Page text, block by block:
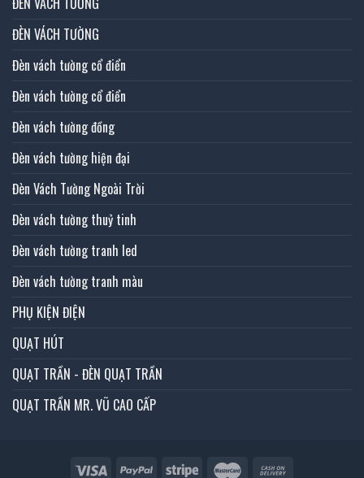
ĐÈN VÁCH TƯỜNG
Đèn vách tường cổ điển
Đèn vách tường cổ điển
Đèn vách tường đồng
Đèn vách tường hiện đại
Đèn Vách Tường Ngoài Trời
Đèn vách tường thuỷ tinh
Đèn vách tường tranh led
Đèn vách tường tranh màu
PHỤ KIỆN ĐIỆN
QUẠT HÚT
QUẠT TRẦN - ĐÈN QUẠT TRẦN
QUẠT TRẦN MR. VŨ CAO CẤP